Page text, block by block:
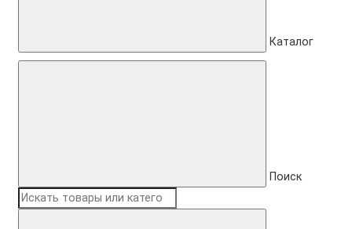
Каталог
Поиск